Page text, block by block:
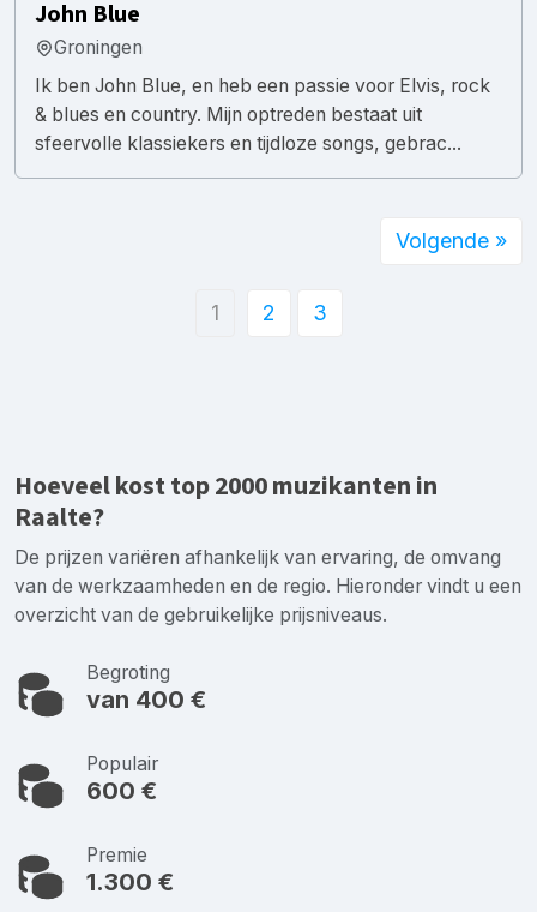
John Blue
Groningen
Ik ben John Blue, en heb een passie voor Elvis, rock
& blues en country. Mijn optreden bestaat uit
sfeervolle klassiekers en tijdloze songs, gebrac...
1 2 3
Volgende »
Hoeveel kost top 2000 muzikanten in
Raalte?
De prijzen variëren afhankelijk van ervaring, de omvang
van de werkzaamheden en de regio. Hieronder vindt u een
overzicht van de gebruikelijke prijsniveaus.
Begroting
van 400 €
Populair
600 €
Premie
1.300 €